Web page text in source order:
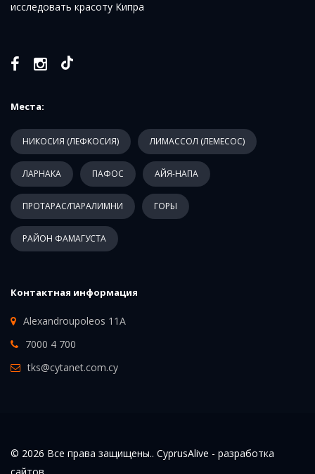
исследовать красоту Кипра
Места:
НИКОСИЯ (ЛЕФКОСИЯ) ЛИМАССОЛ (ЛЕМЕСОС)
ЛАРНАКА ПАФОС АЙЯ-НАПА
ПРОТАРАС/ПАРАЛИМНИ ГОРЫ
РАЙОН ФАМАГУСТА
Контактная информация
Alexandroupoleos 11A
7000 4 700
tks@cytanet.com.cy
© 2026 Все права защищены.. CyprusAlive - разработка